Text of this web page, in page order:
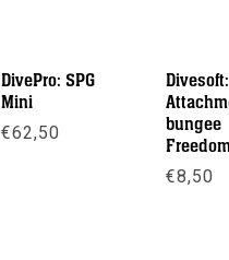
DivePro: SPG
Mini
€62,50
Divesoft:
bungee
€8,50